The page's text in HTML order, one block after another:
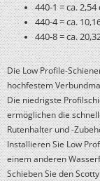
440-1 = ca. 2,54
440-4 = ca.
440-8 = ca.
Die Low Profile-
hochfestem
Die niedrigste
ermöglichen die
Rutenhalter und -
Installieren Sie Low
einem anderen
Schieben Sie den